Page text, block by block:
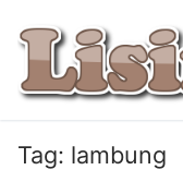
konten
Tag: lambung